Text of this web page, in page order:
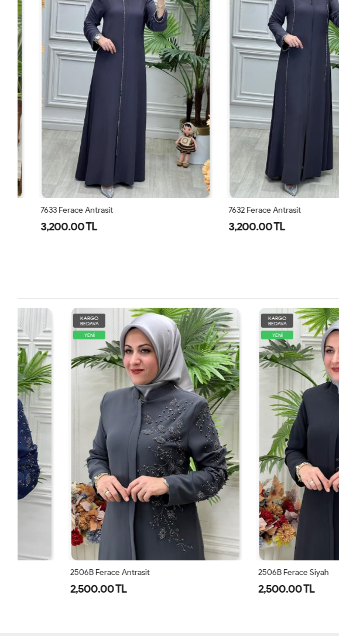
7633 Ferace Antrasit
3,200.00 TL
7632 Ferace Antrasit
3,200.00 TL
YENİ
2506B Ferace Antrasit
2,500.00 TL
KARGO
BEDAVA
YENİ
2506B Ferace Siyah
2,500.00 TL